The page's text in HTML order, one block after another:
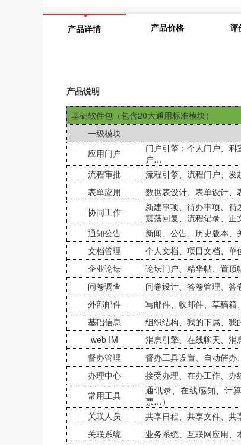
产品详情 产品价格 评
产品说明
基础软件包（包含20大通用标准模块）
一级模块
应用门户
门户引擎：个人门户、
户…
流程审批
流程引擎、流程门户、
表单应用
数据表设计、表单设计
协同工作
新建事项、待办事项、待
震荡回复、流程记录、
通知公告
新闻、公告、历史版本
文档管理
个人文档、项目文档、
企业论坛
论坛门户、精华帖、置顶
问卷调查
问卷设计、答卷管理、
外部邮件
写邮件、收邮件、草稿箱
基础信息
组织结构、我的下属、我
web IM
消息引擎、在线聊天、消
督办管理
督办工具设置、自动催办
办理中心
接受办理、在办工作、
常用工具
通讯录、在线感知、计
票…）
关联人员
共享日程、共享文件、共
关联系统
业务系统、互联网应用、